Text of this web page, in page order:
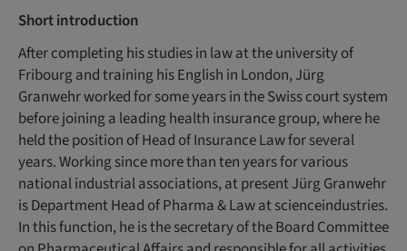
Short introduction
After completing his studies in law at the university of
Fribourg and training his English in London, Jürg
Granwehr worked for some years in the Swiss court system
before joining a leading health insurance group, where he
held the position of Head of Insurance Law for several
years. Working since more than ten years for various
national industrial associations, at present Jürg Granwehr
is Department Head of Pharma & Law at scienceindustries.
In this function, he is the secretary of the Board Committee